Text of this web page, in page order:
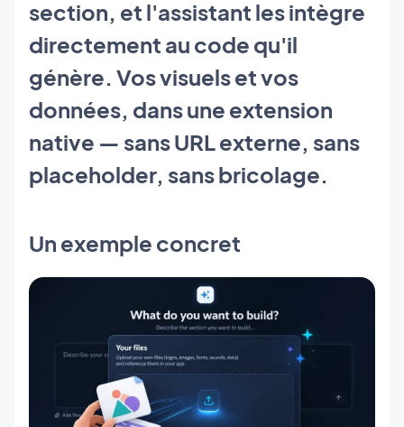
section, et l'assistant les intègre
directement au code qu'il
génère. Vos visuels et vos
données, dans une extension
native — sans URL externe, sans
placeholder, sans bricolage.
Un exemple concret